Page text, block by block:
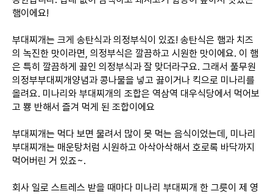
햄이에요!
부대찌개는 크게 송탄식과 의정부식이 있죠! 송탄식은 햄과 치즈
의 녹진한 맛이라면, 의정부식은 깔끔하고 시원한 맛이에요. 이 햄
은 특히 깔끔하게 끓인 의정부식과 잘 맞더라구요. 그래서 풀무원
의정부부대찌개양념과 콩나물을 넣고 끓이거나 킥으로 미나리를
올려요. 미나리와 부대찌개의 조합은 역삼역 대우식당에서 먹어보
고 뿅 반해서 즐겨 먹게 된 조합이에요
부대찌개는 먹다 보면 물려서 많이 못 먹는 음식이었는데, 미나리
부대찌개는 매운탕처럼 시원하고 아삭아삭해서 호로록 바닥까지
먹어버린 거 있죠~.
회사 일로 스트레스 받을 때마다 미나리 부대찌개 한 그릇이 제 영